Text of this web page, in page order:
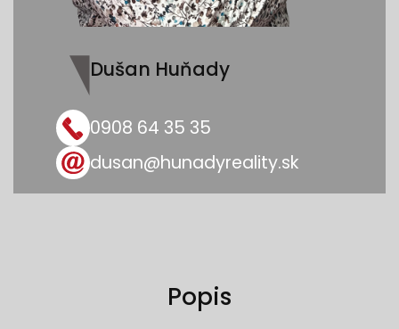
Dušan Huňady
0908 64 35 35
dusan@hunadyreality.sk
Popis